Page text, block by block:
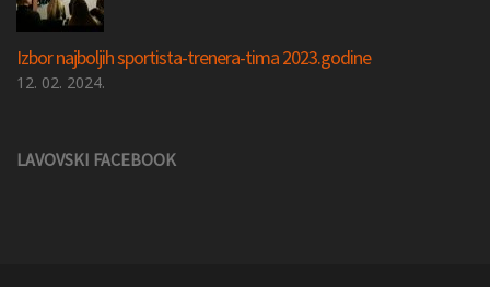
Izbor najboljih sportista-trenera-tima 2023.godine
12. 02. 2024.
LAVOVSKI FACEBOOK